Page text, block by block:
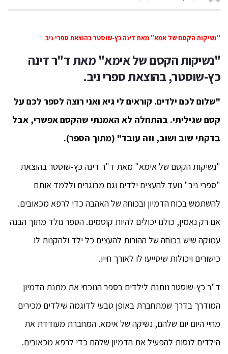
"נשיקות הקסם של אמא" מאת דינה כץ-שוסטר בהוצאת ספרי ניב
"נשיקות הקסם של אימא" מאת ד"ר דינה
כץ-שוסטר, בהוצאת ספרי ניב.
"שלום לכם ילדים. קוראים לי גיא ואני רוצה לספר לכם על
קסם שגיליתי. בהתחלה לא האמנתי שהקסם אפשרי, אבל
בדקתי שוב ושוב, וזה עובד" (מתוך הספר).
"נשיקות הקסם של אימא" מאת ד"ר דינה כץ-שוסטר בהוצאת
"ספרי ניב" נועד להעצים ילדים וגם מבוגרים וללמד אותם
להשתמש בכוח הדמיון ובכוחה של האהבה כדי לרפא מכאובים.
אם רק נאמין, כולנו יכולים להיות קוסמים. הספר נולד מתוך הבנה
עמוקה שיש בכוחה של ההורות להעצים כל ילד ולהקנות לו
כישורים ויכולות שיסייעו לו לאורך חייו.
ד"ר כץ-שוסטר נותנת לילדים בספר הנוכחי את מתנת הדמיון
המודרך בדרך שמתחברת באופן טבעי לדוגמה שילדים מכירים
מחיי היום יום שלהם, נשיקה של אימא. המחברת מעודדת את
הילדים לנסות להפעיל את הדמיון שלהם כדי לרפא מכאובים.